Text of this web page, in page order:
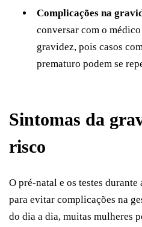
Complicações na
conversar com o
gravidez, pois casos
prematuro podem se
Sintomas da
risco
O pré-natal e os testes durante
para evitar complicações na
do dia a dia, muitas mulheres